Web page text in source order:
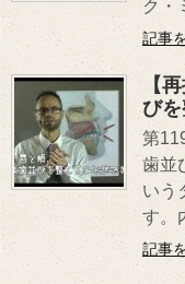
ク・
記事
【
び
第
歯並
いう
す。
記事